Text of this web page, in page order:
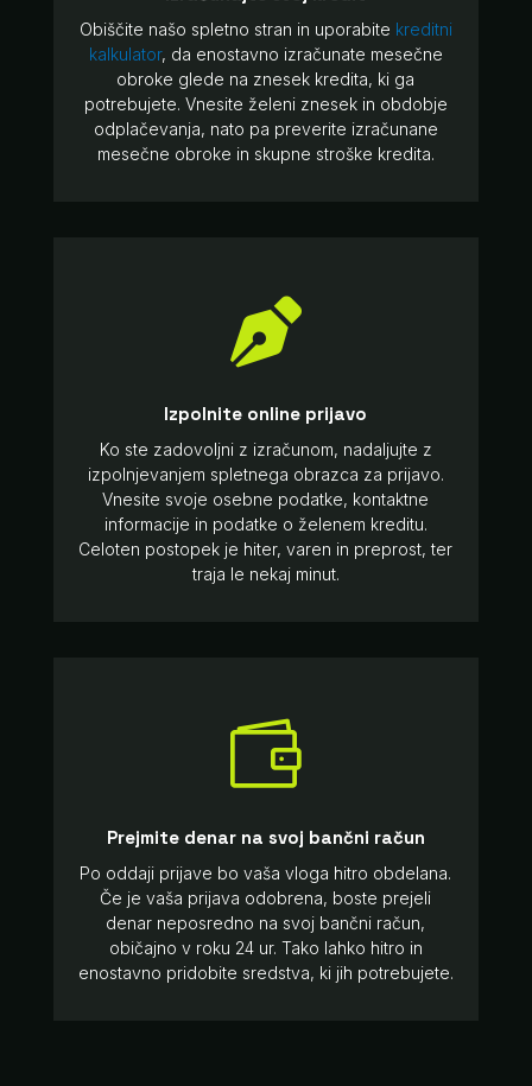
Obiščite našo spletno stran in uporabite kreditni
kalkulator, da enostavno izračunate mesečne
obroke glede na znesek kredita, ki ga
potrebujete. Vnesite želeni znesek in obdobje
odplačevanja, nato pa preverite izračunane
mesečne obroke in skupne stroške kredita.

Izpolnite online prijavo
Ko ste zadovoljni z izračunom, nadaljujte z
izpolnjevanjem spletnega obrazca za prijavo.
Vnesite svoje osebne podatke, kontaktne
informacije in podatke o želenem kreditu.
Celoten postopek je hiter, varen in preprost, ter
traja le nekaj minut.

Prejmite denar na svoj bančni račun
Po oddaji prijave bo vaša vloga hitro obdelana.
Če je vaša prijava odobrena, boste prejeli
denar neposredno na svoj bančni račun,
običajno v roku 24 ur. Tako lahko hitro in
enostavno pridobite sredstva, ki jih potrebujete.